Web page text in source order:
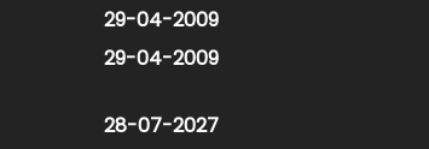
29-04-2009
29-04-2009
28-07-2027